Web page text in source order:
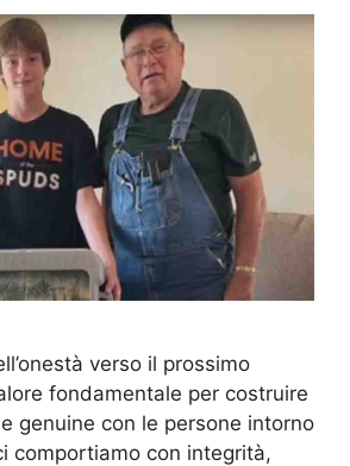
verso il prossimo
fondamentale per costruire
genuine con le persone intorno
comportiamo con integrità,